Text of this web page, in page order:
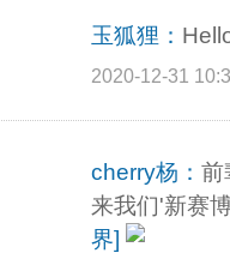
玉狐狸：
2020-12-31
cherry杨： 前
来我们'新赛
界]